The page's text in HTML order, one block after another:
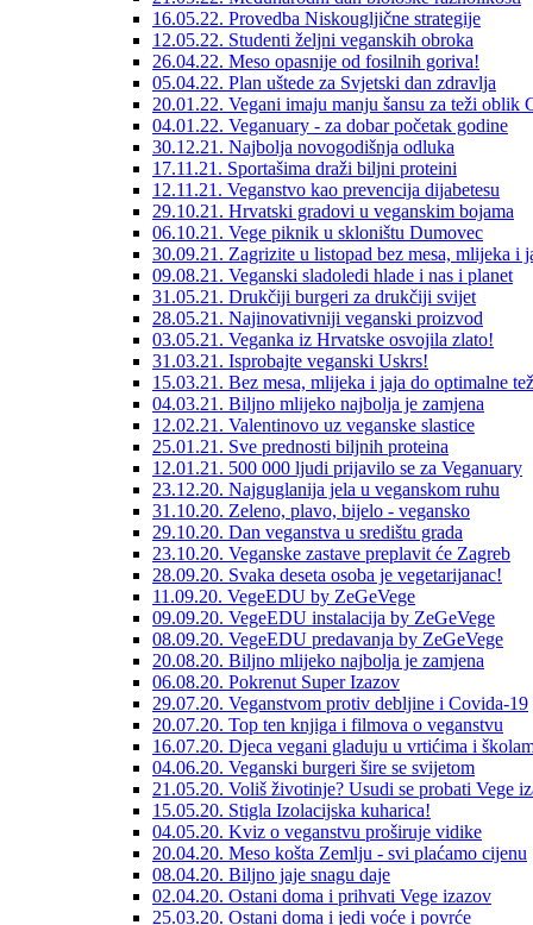
16.05.22. Provedba Niskougljične strategije
12.05.22. Studenti željni veganskih obroka
26.04.22. Meso opasnije od fosilnih goriva!
05.04.22. Plan uštede za Svjetski dan zdravlja
20.01.22. Vegani imaju manju šansu za teži oblik
04.01.22. Veganuary - za dobar početak godine
30.12.21. Najbolja novogodišnja odluka
17.11.21. Sportašima draži biljni proteini
12.11.21. Veganstvo kao prevencija dijabetesu
29.10.21. Hrvatski gradovi u veganskim bojama
06.10.21. Vege piknik u skloništu Dumovec
30.09.21. Zagrizite u listopad bez mesa, mlijeka i
09.08.21. Veganski sladoledi hlade i nas i planet
31.05.21. Drukčiji burgeri za drukčiji svijet
28.05.21. Najinovativniji veganski proizvod
03.05.21. Veganka iz Hrvatske osvojila zlato!
31.03.21. Isprobajte veganski Uskrs!
15.03.21. Bez mesa, mlijeka i jaja do optimalne
04.03.21. Biljno mlijeko najbolja je zamjena
12.02.21. Valentinovo uz veganske slastice
25.01.21. Sve prednosti biljnih proteina
12.01.21. 500 000 ljudi prijavilo se za Veganuary
23.12.20. Najguglanija jela u veganskom ruhu
31.10.20. Zeleno, plavo, bijelo - vegansko
29.10.20. Dan veganstva u središtu grada
23.10.20. Veganske zastave preplavit će Zagreb
28.09.20. Svaka deseta osoba je vegetarijanac!
11.09.20. VegeEDU by ZeGeVege
09.09.20. VegeEDU instalacija by ZeGeVege
08.09.20. VegeEDU predavanja by ZeGeVege
20.08.20. Biljno mlijeko najbolja je zamjena
06.08.20. Pokrenut Super Izazov
29.07.20. Veganstvom protiv debljine i Covida-19
20.07.20. Top ten knjiga i filmova o veganstvu
16.07.20. Djeca vegani gladuju u vrtićima i
04.06.20. Veganski burgeri šire se svijetom
21.05.20. Voliš životinje? Usudi se probati Vege
15.05.20. Stigla Izolacijska kuharica!
04.05.20. Kviz o veganstvu proširuje vidike
20.04.20. Meso košta Zemlju - svi plaćamo cijenu
08.04.20. Biljno jaje snagu daje
02.04.20. Ostani doma i prihvati Vege izazov
25.03.20. Ostani doma i jedi voće i povrće